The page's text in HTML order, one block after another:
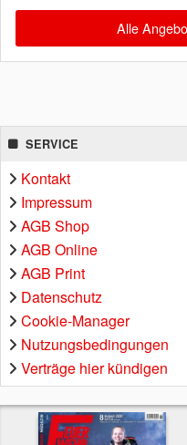
Alle
SERVICE
Kontakt
Impressum
AGB Shop
AGB Online
AGB Print
Datenschutz
Cookie-Manager
Nutzungsbedingungen
Verträge hier kündigen